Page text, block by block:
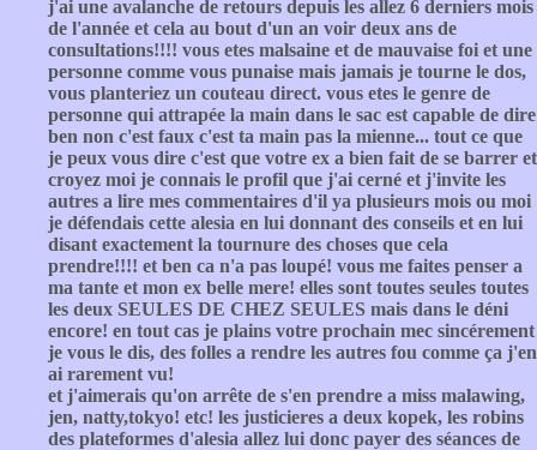
j'ai une avalanche de retours depuis les allez 6 derniers mois
de l'année et cela au bout d'un an voir deux ans de
consultations!!!! vous etes malsaine et de mauvaise foi et une
personne comme vous punaise mais jamais je tourne le dos,
vous planteriez un couteau direct. vous etes le genre de
personne qui attrapée la main dans le sac est capable de dire
ben non c'est faux c'est ta main pas la mienne... tout ce que
je peux vous dire c'est que votre ex a bien fait de se barrer et
croyez moi je connais le profil que j'ai cerné et j'invite les
autres a lire mes commentaires d'il ya plusieurs mois ou moi
je défendais cette alesia en lui donnant des conseils et en lui
disant exactement la tournure des choses que cela
prendre!!!! et ben ca n'a pas loupé! vous me faites penser a
ma tante et mon ex belle mere! elles sont toutes seules toutes
les deux SEULES DE CHEZ SEULES mais dans le déni
encore! en tout cas je plains votre prochain mec sincérement
je vous le dis, des folles a rendre les autres fou comme ça j'en
ai rarement vu!
et j'aimerais qu'on arrête de s'en prendre a miss malawing,
jen, natty,tokyo! etc! les justicieres a deux kopek, les robins
des plateformes d'alesia allez lui donc payer des séances de